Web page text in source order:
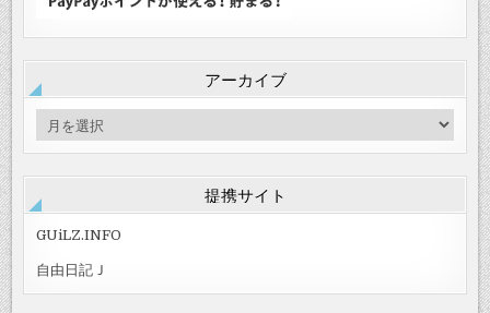
アーカイブ
ー
ブ
提携サイト
GUiLZ.INFO
自由日記Ｊ